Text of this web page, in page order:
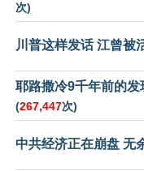
次)
川普这样发话 江曾被
耶路撒冷9千年前的
(267,447次)
中共经济正在崩盘 无